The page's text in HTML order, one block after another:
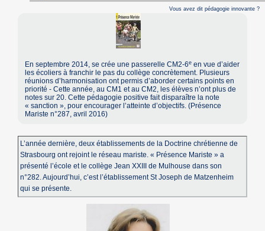
Vous avez dit pédagogie innovante ?
En septembre 2014, se crée une passerelle CM2-6e en vue d’aider
les écoliers à franchir le pas du collège concrètement. Plusieurs
réunions d’harmonisation ont permis d’aborder certains points en
priorité - Cette année, au CM1 et au CM2, les élèves n’ont plus de
notes sur 20. Cette pédagogie positive fait disparaître la note
« sanction », pour encourager l’atteinte d’objectifs. (Présence
Mariste n°287, avril 2016)
L’année dernière, deux établissements de la Doctrine chrétienne de
Strasbourg ont rejoint le réseau mariste. « Présence Mariste » a
présenté l’école et le collège Jean XXIII de Mulhouse dans son
n°282. Aujourd’hui, c’est l’établissement St Joseph de Matzenheim
qui se présente.